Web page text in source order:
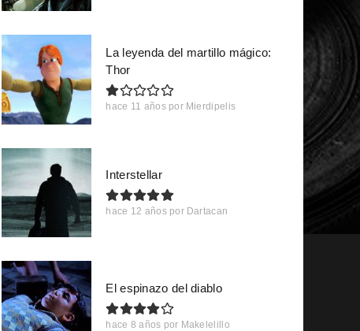
La leyenda del martillo mágico:
Thor
hace 11 años por Mierdipelis
Interstellar
hace 12 años por Dartacan
El espinazo del diablo
hace 8 años por Makelelillo